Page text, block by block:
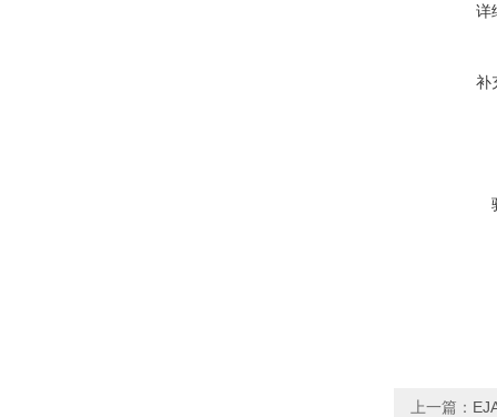
详
补
上一篇：